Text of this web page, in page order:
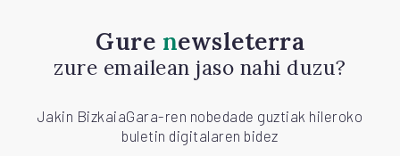
Gure newsleterra
zure emailean jaso nahi duzu?
Jakin BizkaiaGara-ren nobedade guztiak hileroko
buletin digitalaren bidez